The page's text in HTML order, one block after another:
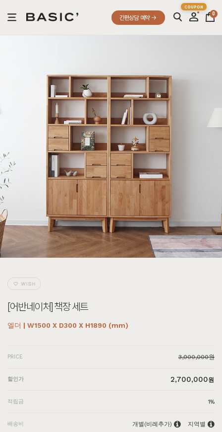
간편상담 예약
0
[어반네이처] 책장 세트
엘더 | W1500 X D300 X H1890 (mm)
PRICE 3,000,000원
할인가 2,700,000원
적립금 1%
배송비 개별(비례추가) 지역별